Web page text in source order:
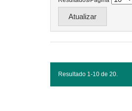
Resultado 1-10 de 20.